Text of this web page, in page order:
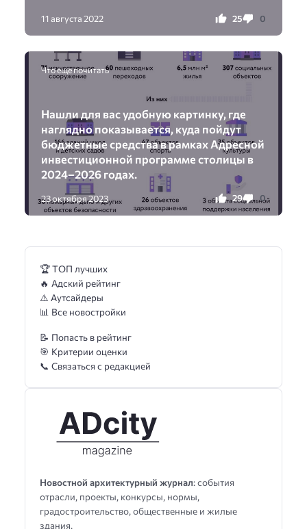
11 августа 2022 25 0
Что еще почитать
Нашли для вас удобную картинку, где
наглядно показывается, куда пойдут
бюджетные средства в рамках Адресной
инвестиционной программе столицы в
2024–2026 годах.
23 октября 2023 29 0
Новостной архитектурный журнал: события
отрасли, проекты, конкурсы, нормы,
градостроительство, общественные и жилые
здания.
🏆 ТОП лучших
🔥 Адский рейтинг
⚠️ Аутсайдеры
📊 Все новостройки
📝 Попасть в рейтинг
🎯 Критерии оценки
📞 Связаться с редакцией